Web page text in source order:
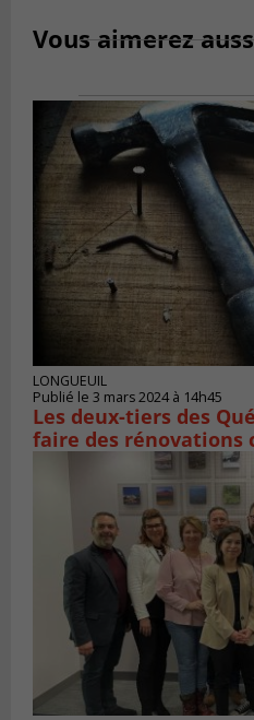
Vous aimerez
LONGUEUIL
Publié le 3 mars 2024 à 14h45
Les deux-tiers des
faire des rénovations